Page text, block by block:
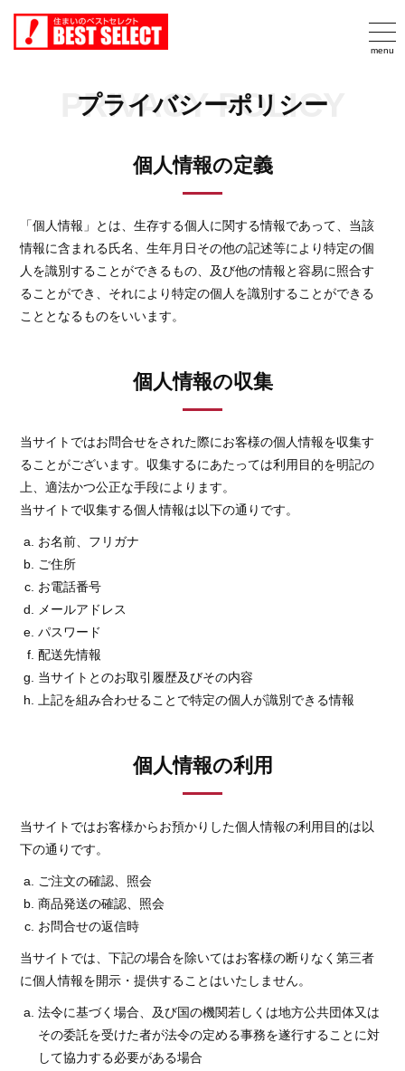
プライバシーポリシー
PRIVACY POLICY
個人情報の定義
「個人情報」とは、生存する個人に関する情報であって、当該
情報に含まれる氏名、生年月日その他の記述等により特定の個
人を識別することができるもの、及び他の情報と容易に照合す
ることができ、それにより特定の個人を識別することができる
こととなるものをいいます。
個人情報の収集
当サイトではお問合せをされた際にお客様の個人情報を収集す
ることがございます。収集するにあたっては利用目的を明記の
上、適法かつ公正な手段によります。
当サイトで収集する個人情報は以下の通りです。
お名前、フリガナ
ご住所
お電話番号
メールアドレス
パスワード
配送先情報
当サイトとのお取引履歴及びその内容
上記を組み合わせることで特定の個人が識別できる情報
個人情報の利用
当サイトではお客様からお預かりした個人情報の利用目的は以
下の通りです。
ご注文の確認、照会
商品発送の確認、照会
お問合せの返信時
当サイトでは、下記の場合を除いてはお客様の断りなく第三者
に個人情報を開示・提供することはいたしません。
法令に基づく場合、及び国の機関若しくは地方公共団体又は
その委託を受けた者が法令の定める事務を遂行することに対
して協力する必要がある場合